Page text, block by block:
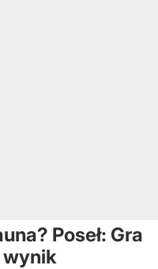
Poseł: Gra
wynik